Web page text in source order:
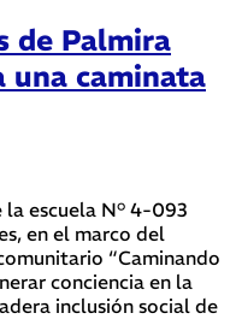
de Palmira
una caminata
la escuela N° 4-093
en el marco del
“Caminando
conciencia en la
inclusión social de